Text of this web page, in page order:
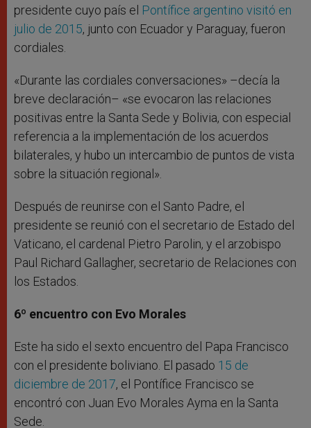
presidente cuyo país el Pontífice argentino visitó en
julio de 2015, junto con Ecuador y Paraguay, fueron
cordiales.
«Durante las cordiales conversaciones» –decía la
breve declaración– «se evocaron las relaciones
positivas entre la Santa Sede y Bolivia, con especial
referencia a la implementación de los acuerdos
bilaterales, y hubo un intercambio de puntos de vista
sobre la situación regional».
Después de reunirse con el Santo Padre, el
presidente se reunió con el secretario de Estado del
Vaticano, el cardenal Pietro Parolin, y el arzobispo
Paul Richard Gallagher, secretario de Relaciones con
los Estados.
6º encuentro con Evo Morales
Este ha sido el sexto encuentro del Papa Francisco
con el presidente boliviano. El pasado 15 de
diciembre de 2017, el Pontífice Francisco se
encontró con Juan Evo Morales Ayma en la Santa
Sede.